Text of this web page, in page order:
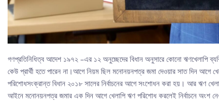
গণপ্রতিনিধিত্ব আদেশ ১৯৭২ –এর ১২ অনুচ্ছেদের বিধান অনুসারে কোনো ঋণখেলাপি
কেউ প্রার্থী হতে পারেন না।আগে নিয়ম ছিল মনোনয়নপত্র জমা দেওয়ার সাত দিন আগে
পরিশোধসংক্রান্ত বিধান ২০১৮ সালের নির্বাচনের আগে সংশোধন করা হয়। আর ঋণ
আইনে মনোনয়নপত্র জমার এক দিন আগে খেলাপি ঋণ পরিশোধ করলেই নির্বাচনে অংশ